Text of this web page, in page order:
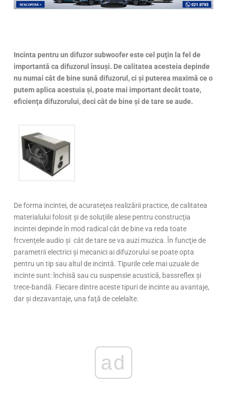
Incinta pentru un difuzor subwoofer este cel puţin la fel de
importantă ca difuzorul însuşi. De calitatea acesteia depinde
nu numai cât de bine sună difuzorul, ci şi puterea maximă ce o
putem aplica acestuia şi, poate mai important decât toate,
eficienţa difuzorului, deci cât de bine şi de tare se aude.
De forma incintei, de acurateţea realizării practice, de calitatea
materialului folosit şi de soluţiile alese pentru construcţia
incintei depinde în mod radical cât de bine va reda toate
frcvenţele audio şi cât de tare se va auzi muzica. În funcţie de
parametrii electrici şi mecanici ai difuzorului se poate opta
pentru un tip sau altul de incintă. Tipurile cele mai uzuale de
incinte sunt: închisă sau cu suspensie acustică, bassreflex şi
trece-bandă. Fiecare dintre aceste tipuri de incinte au avantaje,
dar şi dezavantaje, una faţă de celelalte.
ad